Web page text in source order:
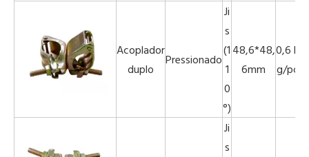
Acoplador
duplo
Pressionado
Ji
s
(1
1
0
°)
48,6*48,
6mm
0,6 k
g/pc
Ji
s